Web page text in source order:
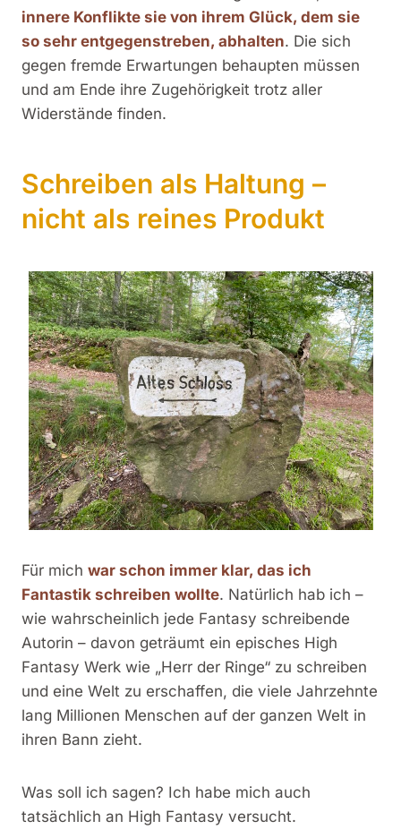
innere Konflikte sie von ihrem Glück, dem sie
so sehr entgegenstreben, abhalten. Die sich
gegen fremde Erwartungen behaupten müssen
und am Ende ihre Zugehörigkeit trotz aller
Widerstände finden.
Schreiben als Haltung –
nicht als reines Produkt
Für mich war schon immer klar, das ich
Fantastik schreiben wollte. Natürlich hab ich –
wie wahrscheinlich jede Fantasy schreibende
Autorin – davon geträumt ein episches High
Fantasy Werk wie „Herr der Ringe“ zu schreiben
und eine Welt zu erschaffen, die viele Jahrzehnte
lang Millionen Menschen auf der ganzen Welt in
ihren Bann zieht.
Was soll ich sagen? Ich habe mich auch
tatsächlich an High Fantasy versucht.